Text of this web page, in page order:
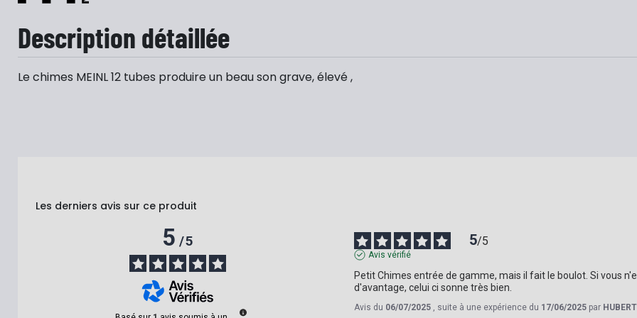
Description détaillée
Le chimes MEINL 12 tubes produire un beau son grave, élevé ,
Les derniers avis sur ce produit
5/5 5/5
Avis vérifié
Petit Chimes entrée de gamme, mais il fait le boulot. Si vous
d'avantage, celui ci sonne très bien.
Avis du 06/07/2025 , suite à une expérience du 17/06/2025 par